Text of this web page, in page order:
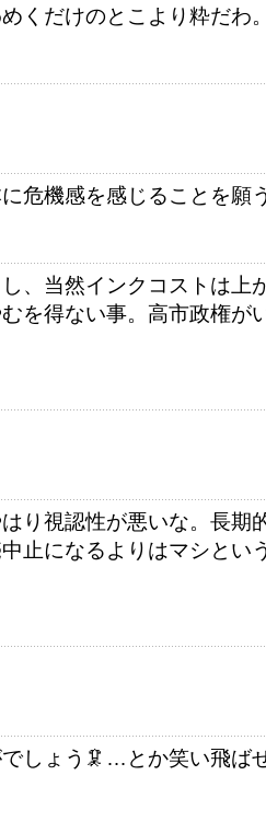
くだけのとこより粋だわ。
危機感を感じることを願う
、当然インクコストは上
を得ない事。高市政権が
り視認性が悪いな。長期
止になるよりはマシとい
しょう🦑…とか笑い飛ば